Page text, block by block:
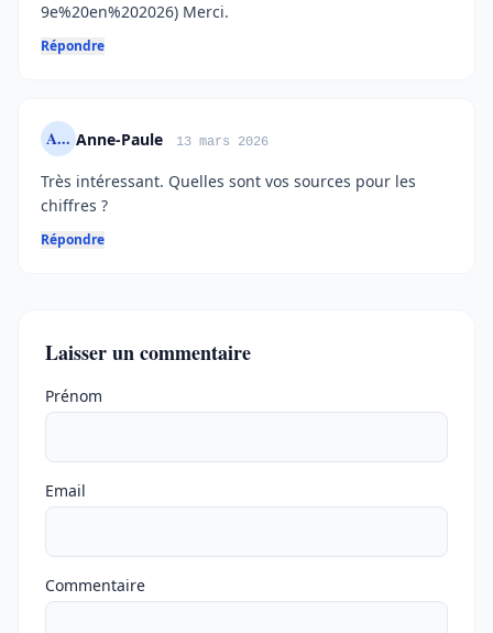
9e%20en%202026) Merci.
Répondre
A... Anne-Paule 13 mars 2026
Très intéressant. Quelles sont vos sources pour les
chiffres ?
Répondre
Laisser un commentaire
Ne pas remplir
Prénom
Email
Commentaire